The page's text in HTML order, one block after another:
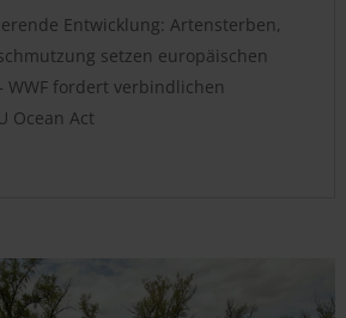
Entwicklung: Artensterben,
setzen europäischen
WWF fordert verbindlichen
Ocean Act